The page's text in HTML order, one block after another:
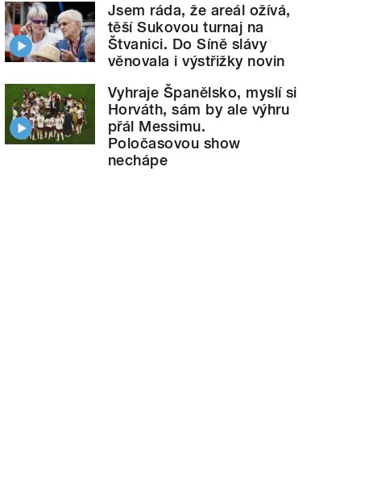
Jsem ráda, že areál ožívá,
těší Sukovou turnaj na
Štvanici. Do Síně slávy
věnovala i výstřižky novin
Vyhraje Španělsko, myslí si
Horváth, sám by ale výhru
přál Messimu.
Poločasovou show
nechápe